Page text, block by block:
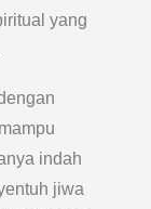
yang
indah
jiwa